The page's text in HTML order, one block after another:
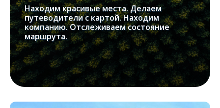
Находим красивые места. Делаем
путеводители с картой. Находим
компанию. Отслеживаем состояние
маршрута.